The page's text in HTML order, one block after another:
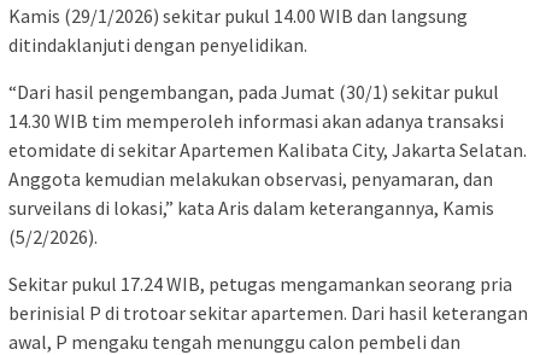
Kamis (29/1/2026) sekitar pukul 14.00 WIB dan langsung
ditindaklanjuti dengan penyelidikan.
“Dari hasil pengembangan, pada Jumat (30/1) sekitar pukul
14.30 WIB tim memperoleh informasi akan adanya transaksi
etomidate di sekitar Apartemen Kalibata City, Jakarta Selatan.
Anggota kemudian melakukan observasi, penyamaran, dan
surveilans di lokasi,” kata Aris dalam keterangannya, Kamis
(5/2/2026).
Sekitar pukul 17.24 WIB, petugas mengamankan seorang pria
berinisial P di trotoar sekitar apartemen. Dari hasil keterangan
awal, P mengaku tengah menunggu calon pembeli dan